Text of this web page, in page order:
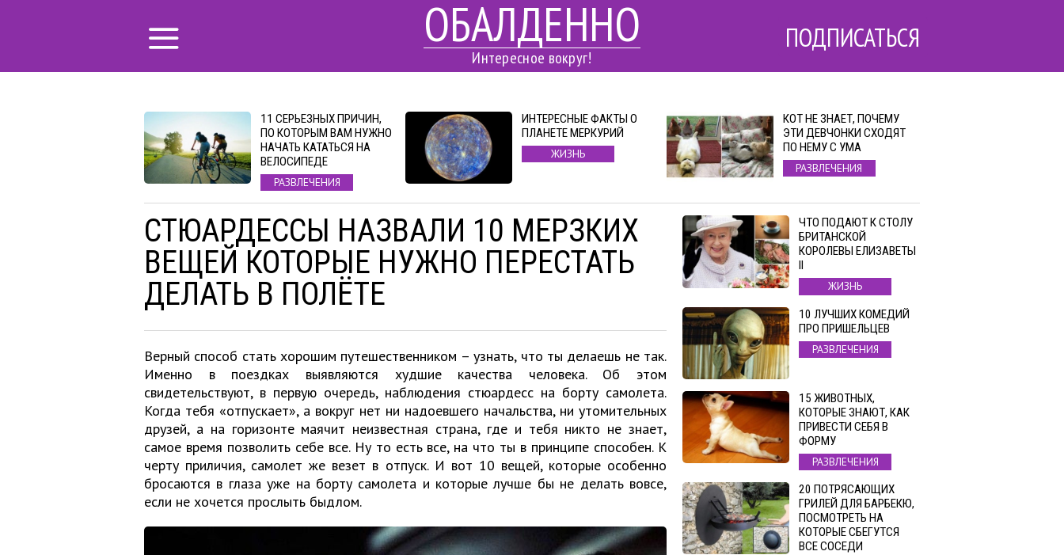
ОБАЛДЕННО
Интересное вокруг!
ПОДПИСАТЬСЯ
11 СЕРЬЕЗНЫХ ПРИЧИН,
ПО КОТОРЫМ ВАМ НУЖНО
НАЧАТЬ КАТАТЬСЯ НА
ВЕЛОСИПЕДЕ
РАЗВЛЕЧЕНИЯ
ИНТЕРЕСНЫЕ ФАКТЫ О
ПЛАНЕТЕ МЕРКУРИЙ
ЖИЗНЬ
КОТ НЕ ЗНАЕТ, ПОЧЕМУ
ЭТИ ДЕВЧОНКИ СХОДЯТ
ПО НЕМУ С УМА
РАЗВЛЕЧЕНИЯ
СТЮАРДЕССЫ НАЗВАЛИ 10 МЕРЗКИХ
ВЕЩЕЙ КОТОРЫЕ НУЖНО ПЕРЕСТАТЬ
ДЕЛАТЬ В ПОЛЁТЕ
Верный способ стать хорошим путешественником – узнать, что ты делаешь не так.
Именно в поездках выявляются худшие качества человека. Об этом
свидетельствуют, в первую очередь, наблюдения стюардесс на борту самолета.
Когда тебя «отпускает», а вокруг нет ни надоевшего начальства, ни утомительных
друзей, а на горизонте маячит неизвестная страна, где и тебя никто не знает,
самое время позволить себе все. Ну то есть все, на что ты в принципе способен. К
черту приличия, самолет же везет в отпуск. И вот 10 вещей, которые особенно
бросаются в глаза уже на борту самолета и которые лучше бы не делать вовсе,
если не хочется прослыть быдлом.
ЧТО ПОДАЮТ К СТОЛУ
БРИТАНСКОЙ
КОРОЛЕВЫ ЕЛИЗАВЕТЫ
II
ЖИЗНЬ
10 ЛУЧШИХ КОМЕДИЙ
ПРО ПРИШЕЛЬЦЕВ
РАЗВЛЕЧЕНИЯ
15 ЖИВОТНЫХ,
КОТОРЫЕ ЗНАЮТ, КАК
ПРИВЕСТИ СЕБЯ В
ФОРМУ
РАЗВЛЕЧЕНИЯ
20 ПОТРЯСАЮЩИХ
ГРИЛЕЙ ДЛЯ БАРБЕКЮ,
ПОСМОТРЕТЬ НА
КОТОРЫЕ СБЕГУТСЯ
ВСЕ СОСЕДИ